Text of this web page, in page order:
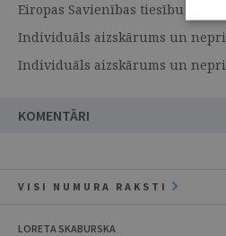
Eiropas Savienības tiesību
Individuāls aizskārums un
Individuāls aizskārums un
KOMENTĀRI
VISI NUMURA RAKSTI
LORETA SKABURSKA